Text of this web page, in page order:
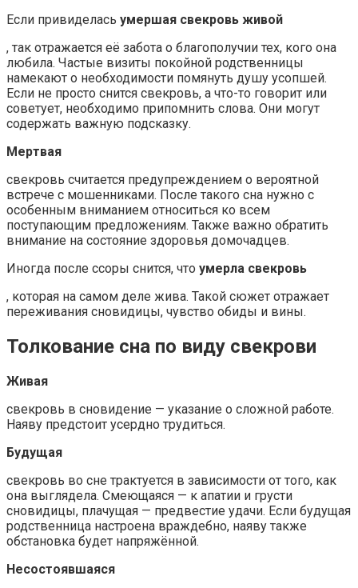
Если привиделась умершая свекровь живой
, так отражается её забота о благополучии тех, кого она
любила. Частые визиты покойной родственницы
намекают о необходимости помянуть душу усопшей.
Если не просто снится свекровь, а что-то говорит или
советует, необходимо припомнить слова. Они могут
содержать важную подсказку.
Мертвая
свекровь считается предупреждением о вероятной
встрече с мошенниками. После такого сна нужно с
особенным вниманием относиться ко всем
поступающим предложениям. Также важно обратить
внимание на состояние здоровья домочадцев.
Иногда после ссоры снится, что умерла свекровь
, которая на самом деле жива. Такой сюжет отражает
переживания сновидицы, чувство обиды и вины.
Толкование сна по виду свекрови
Живая
свекровь в сновидение — указание о сложной работе.
Наяву предстоит усердно трудиться.
Будущая
свекровь во сне трактуется в зависимости от того, как
она выглядела. Смеющаяся — к апатии и грусти
сновидицы, плачущая — предвестие удачи. Если будущая
родственница настроена враждебно, наяву также
обстановка будет напряжённой.
Несостоявшаяся